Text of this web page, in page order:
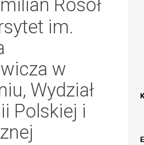
Rosół
im.
w
Wydział
Polskiej i